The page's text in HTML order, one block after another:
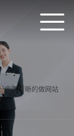
步骤清晰的做网站
。